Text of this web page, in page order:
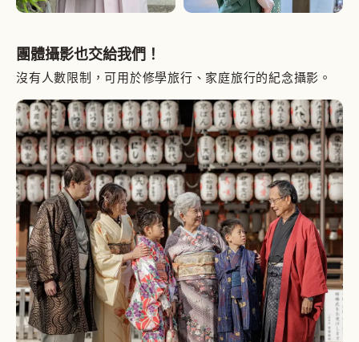
團體攝影也交給我們！
沒有人數限制，可用於修學旅行、家庭旅行的紀念攝影。